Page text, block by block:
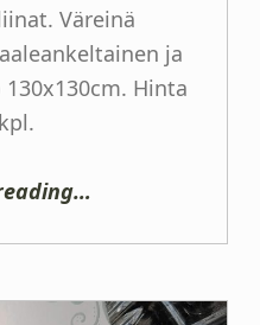
Väreinä
ja
Hinta
…